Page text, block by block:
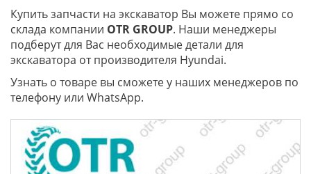
Купить запчасти на экскаватор Вы можете прямо со
склада компании OTR GROUP. Наши менеджеры
подберут для Вас необходимые детали для
экскаватора от производителя Hyundai.
Узнать о товаре вы сможете у наших менеджеров по
телефону или WhatsApp.